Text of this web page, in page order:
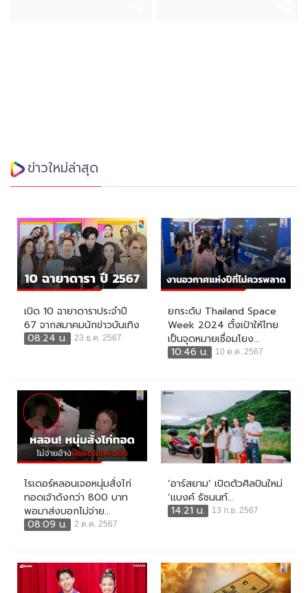
ข่าวใหม่ล่าสุด
เปิด 10 ฉายาดาราประจำปี
67 จากสมาคมนักข่าวบันเทิง
08:24 น.
23 ธ.ค. 2567
ยกระดับ Thailand Space
Week 2024 ตั้งเป้าให้ไทย
เป็นจุดหมายเชื่อมโยง...
10:46 น.
10 ต.ค. 2567
ไรเดอร์หลอนเจอหนุ่มสั่งไก่
ทอดเจ้าดังกว่า 800 บาท
พอมาส่งบอกไม่จ่าย...
08:09 น.
2 ต.ค. 2567
‘อาร์สยาม’ เปิดตัวศิลปินใหม่
‘แบงค์ ธัชนนท์...
14:21 น.
13 ก.ย. 2567